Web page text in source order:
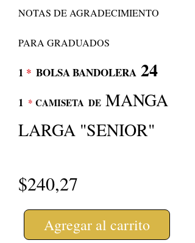
NOTAS DE AGRADECIMIENTO
PARA GRADUADOS
1 * BOLSA BANDOLERA 24
1 * CAMISETA DE MANGA
LARGA "SENIOR"
$240,27
Agregar al carrito